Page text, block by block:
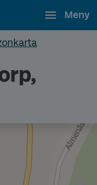
Meny